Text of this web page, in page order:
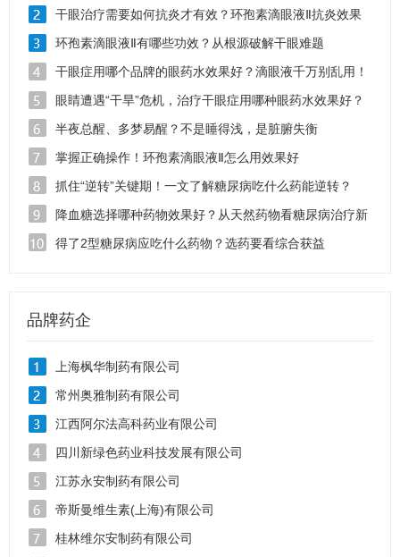
干眼治疗需要如何抗炎才有效？环孢素滴眼液Ⅱ抗炎效果
怎么样？
环孢素滴眼液Ⅱ有哪些功效？从根源破解干眼难题
干眼症用哪个品牌的眼药水效果好？滴眼液千万别乱用！
眼睛遭遇“干旱”危机，治疗干眼症用哪种眼药水效果好？
半夜总醒、多梦易醒？不是睡得浅，是脏腑失衡
掌握正确操作！环孢素滴眼液Ⅱ怎么用效果好
抓住“逆转”关键期！一文了解糖尿病吃什么药能逆转？
降血糖选择哪种药物效果好？从天然药物看糖尿病治疗新
思路
得了2型糖尿病应吃什么药物？选药要看综合获益
品牌药企
上海枫华制药有限公司
常州奥雅制药有限公司
江西阿尔法高科药业有限公司
四川新绿色药业科技发展有限公司
江苏永安制药有限公司
帝斯曼维生素(上海)有限公司
桂林维尔安制药有限公司